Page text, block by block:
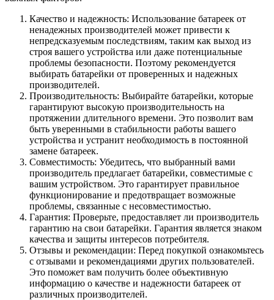
Качество и надежность: Использование батареек от
ненадежных производителей может привести к
непредсказуемым последствиям, таким как выход из
строя вашего устройства или даже потенциальные
проблемы безопасности. Поэтому рекомендуется
выбирать батарейки от проверенных и надежных
производителей.
Производительность: Выбирайте батарейки, которые
гарантируют высокую производительность на
протяжении длительного времени. Это позволит вам
быть уверенными в стабильности работы вашего
устройства и устранит необходимость в постоянной
замене батареек.
Совместимость: Убедитесь, что выбранный вами
производитель предлагает батарейки, совместимые с
вашим устройством. Это гарантирует правильное
функционирование и предотвращает возможные
проблемы, связанные с несовместимостью.
Гарантия: Проверьте, предоставляет ли производитель
гарантию на свои батарейки. Гарантия является знаком
качества и защиты интересов потребителя.
Отзывы и рекомендации: Перед покупкой ознакомьтесь
с отзывами и рекомендациями других пользователей.
Это поможет вам получить более объективную
информацию о качестве и надежности батареек от
различных производителей.